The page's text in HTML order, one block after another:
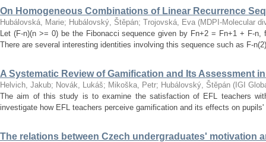
On Homogeneous Combinations of Linear Recurrence
Hubálovská, Marie; Hubálovský, Štěpán; Trojovská, Eva (MDPI-Molecular
Let (F-n)(n >= 0) be the Fibonacci sequence given by Fn+2 = Fn+1 + F-
There are several interesting identities involving this sequence such as F-
A Systematic Review of Gamification and Its Assessment
Helvich, Jakub; Novák, Lukáš; Mikoška, Petr; Hubálovský, Štěpán ( IGI
The aim of this study is to examine the satisfaction of EFL teachers
investigate how EFL teachers perceive gamification and its effects on
The relations between Czech undergraduates' motivation